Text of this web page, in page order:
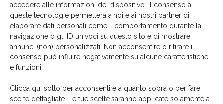
accedere alle informazioni del dispositivo. Il consenso a
queste tecnologie permetterà a noi e ai nostri partner di
elaborare dati personali come il comportamento durante la
navigazione o gli ID univoci su questo sito e di mostrare
annunci (non) personalizzati. Non acconsentire o ritirare il
consenso può influire negativamente su alcune caratteristiche
e funzioni.
Clicca qui sotto per acconsentire a quanto sopra o per fare
scelte dettagliate. Le tue scelte saranno applicate solamente a